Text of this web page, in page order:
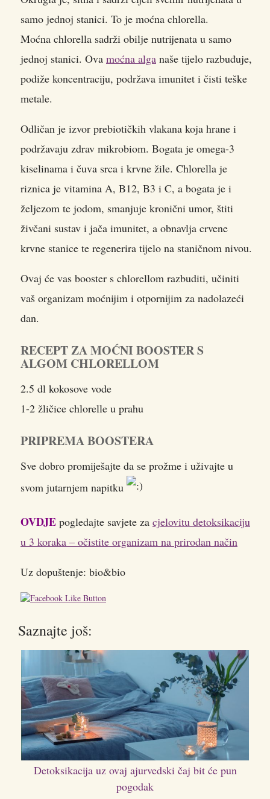
samo jednoj stanici. To je moćna chlorella.
Moćna chlorella sadrži obilje nutrijenata u samo
jednoj stanici. Ova moćna alga naše tijelo razbuđuje,
podiže koncentraciju, podržava imunitet i čisti teške
metale.
Odličan je izvor prebiotičkih vlakana koja hrane i
podržavaju zdrav mikrobiom. Bogata je omega-3
kiselinama i čuva srca i krvne žile. Chlorella je
riznica je vitamina A, B12, B3 i C, a bogata je i
željezom te jodom, smanjuje kronični umor, štiti
živčani sustav i jača imunitet, a obnavlja crvene
krvne stanice te regenerira tijelo na staničnom nivou.
Ovaj će vas booster s chlorellom razbuditi, učiniti
vaš organizam moćnijim i otpornijim za nadolazeći
dan.
RECEPT ZA MOĆNI BOOSTER S
ALGOM CHLORELLOM
2.5 dl kokosove vode
1-2 žličice chlorelle u prahu
PRIPREMA BOOSTERA
Sve dobro promiješajte da se prožme i uživajte u
svom jutarnjem napitku
OVDJE pogledajte savjete za cjelovitu detoksikaciju
u 3 koraka – očistite organizam na prirodan način
Uz dopuštenje: bio&bio
Saznajte još:
Detoksikacija uz ovaj ajurvedski čaj bit će pun
pogodak